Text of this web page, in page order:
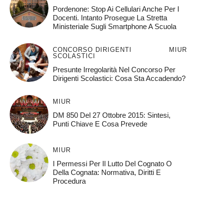
Pordenone: Stop Ai Cellulari Anche Per I
Docenti. Intanto Prosegue La Stretta
Ministeriale Sugli Smartphone A Scuola
CONCORSO DIRIGENTI
SCOLASTICI
MIUR
Presunte Irregolarità Nel Concorso Per
Dirigenti Scolastici: Cosa Sta Accadendo?
MIUR
DM 850 Del 27 Ottobre 2015: Sintesi,
Punti Chiave E Cosa Prevede
MIUR
I Permessi Per Il Lutto Del Cognato O
Della Cognata: Normativa, Diritti E
Procedura